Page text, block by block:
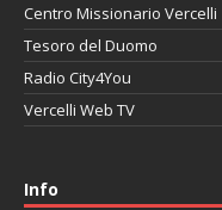
Centro Missionario Vercelli
Tesoro del Duomo
Radio City4You
Vercelli Web TV
Info